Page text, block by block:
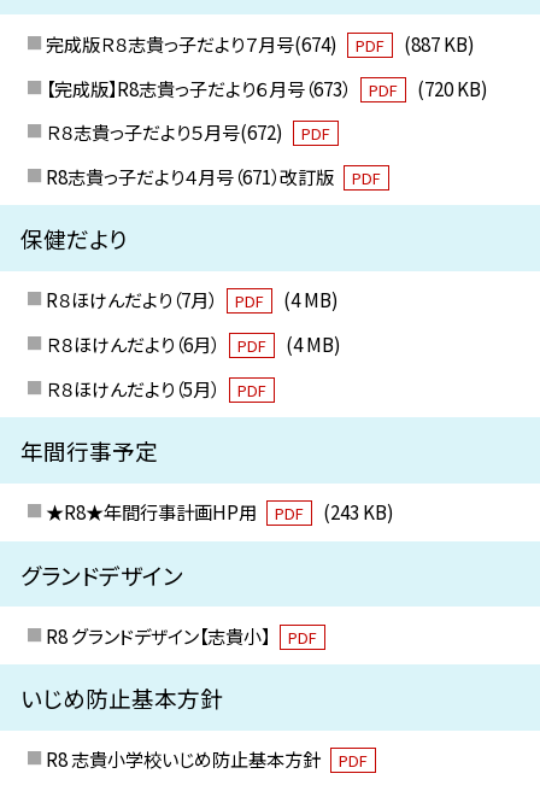
完成版Ｒ８志貴っ子だより７月号(674) PDF
(887 KB)
【完成版】R8志貴っ子だより６月号（673）
PDF
(720 KB)
Ｒ８志貴っ子だより５月号(672)
PDF
R8志貴っ子だより４月号（671）改訂版 PDF
保健だより
R８ほけんだより（7月） PDF
(4 MB)
Ｒ８ほけんだより（6月）
PDF
(4 MB)
Ｒ８ほけんだより（5月）
PDF
年間行事予定
★R8★年間行事計画HP用 PDF (243 KB)
グランドデザイン
R8 グランドデザイン【志貴小】 PDF
いじめ防止基本方針
R8 志貴小学校いじめ防止基本方針 PDF